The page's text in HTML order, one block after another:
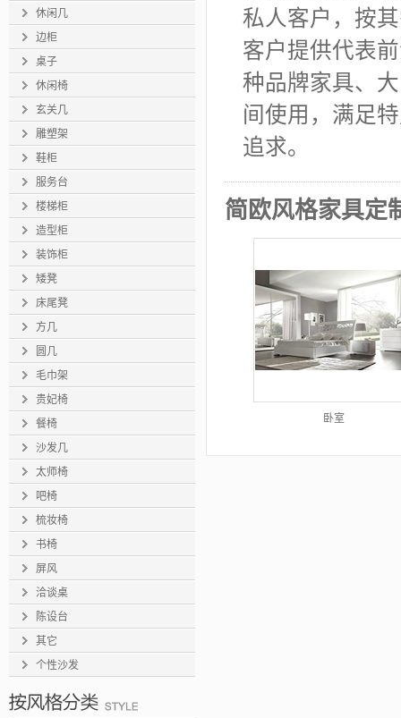
休闲几
边柜
桌子
休闲椅
玄关几
雕塑架
鞋柜
服务台
楼梯柜
造型柜
装饰柜
矮凳
床尾凳
方几
圆几
毛巾架
贵妃椅
餐椅
沙发几
太师椅
吧椅
梳妆椅
书椅
屏风
洽谈桌
陈设台
其它
个性沙发
私人客户，按
客户提供代表
种品牌家具、
间使用，满足
追求。
简欧风格家具定
卧室